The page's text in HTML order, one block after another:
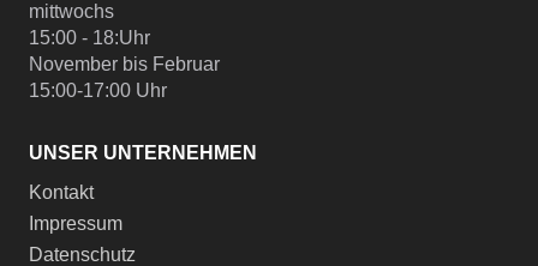
mittwochs
15:00 - 18:Uhr
November bis Februar
15:00-17:00 Uhr
UNSER UNTERNEHMEN
Kontakt
Impressum
Datenschutz